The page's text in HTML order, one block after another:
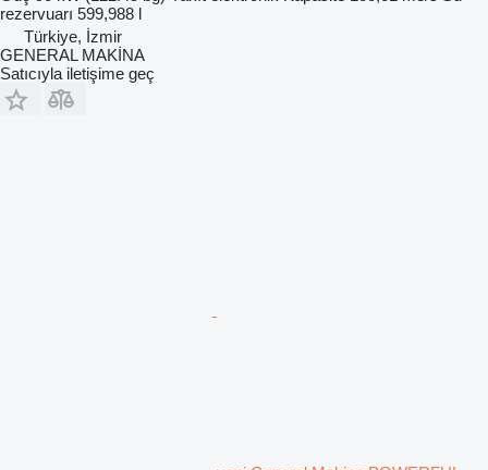
rezervuarı 599,988 l
Türkiye, İzmir
GENERAL MAKİNA
Satıcıyla iletişime geç